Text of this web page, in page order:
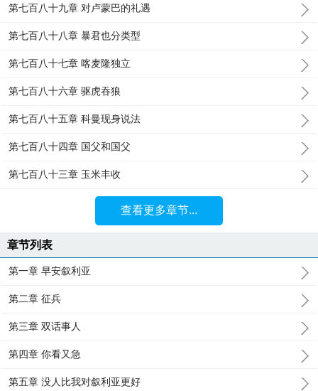
第七百八十九章 对卢蒙巴的礼遇
第七百八十八章 暴君也分类型
第七百八十七章 喀麦隆独立
第七百八十六章 驱虎吞狼
第七百八十五章 科曼现身说法
第七百八十四章 国父和国父
第七百八十三章 玉米丰收
查看更多章节...
章节列表
第一章 早安叙利亚
第二章 征兵
第三章 双话事人
第四章 你看又急
第五章 没人比我对叙利亚更好